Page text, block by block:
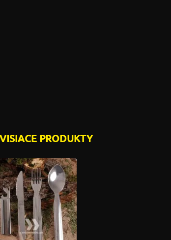
PRODUKTY